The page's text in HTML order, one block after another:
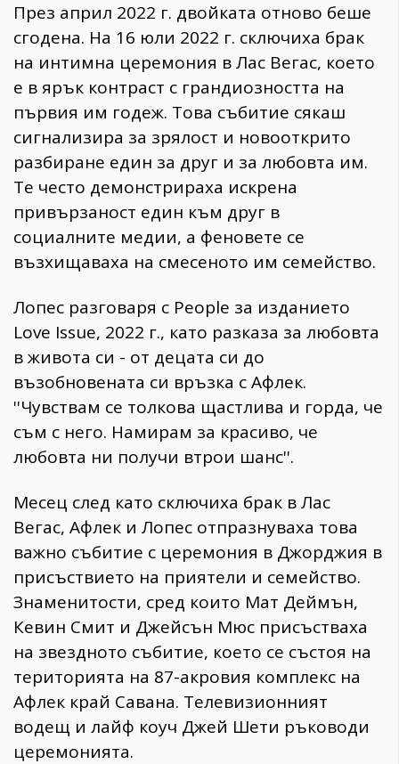
През април 2022 г. двойката отново беше
сгодена. На 16 юли 2022 г. сключиха брак
на интимна церемония в Лас Вегас, което
е в ярък контраст с грандиозността на
първия им годеж. Това събитие сякаш
сигнализира за зрялост и новооткрито
разбиране един за друг и за любовта им.
Те често демонстрираха искрена
привързаност един към друг в
социалните медии, а феновете се
възхищаваха на смесеното им семейство.
Лопес разговаря с People за изданието
Love Issue, 2022 г., като разказа за любовта
в живота си - от децата си до
възобновената си връзка с Афлек.
''Чувствам се толкова щастлива и горда, че
съм с него. Намирам за красиво, че
любовта ни получи втрои шанс''.
Месец след като сключиха брак в Лас
Вегас, Афлек и Лопес отпразнуваха това
важно събитие с церемония в Джорджия в
присъствието на приятели и семейство.
Знаменитости, сред които Мат Деймън,
Кевин Смит и Джейсън Мюс присъстваха
на звездното събитие, което се състоя на
територията на 87-акровия комплекс на
Афлек край Савана. Телевизионният
водещ и лайф коуч Джей Шети ръководи
церемонията.